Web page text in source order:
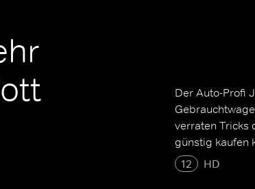
Der Auto-Profi
verraten Tricks
günstig kaufen
12
HD